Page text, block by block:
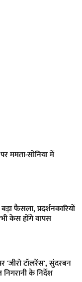
पर ममता-सोनिया में
फैसला, प्रदर्शनकारियों
केस होंगे वापस
'जीरो टॉलरेंस', सुंदरबन
के निर्देश